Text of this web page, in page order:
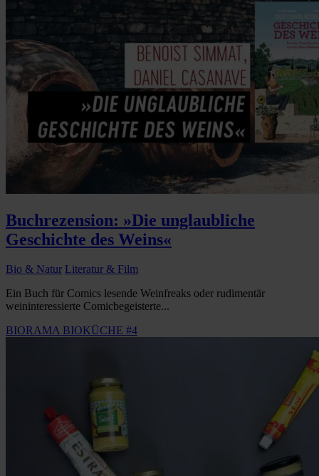
Buchrezension: »Die unglaubliche
Geschichte des Weins«
Bio & Natur Literatur & Film
Ein Buch für Comics lesende Weinfreaks oder rudimentär
weininteressierte Comicbegeisterte...
BIORAMA BIOKÜCHE #4